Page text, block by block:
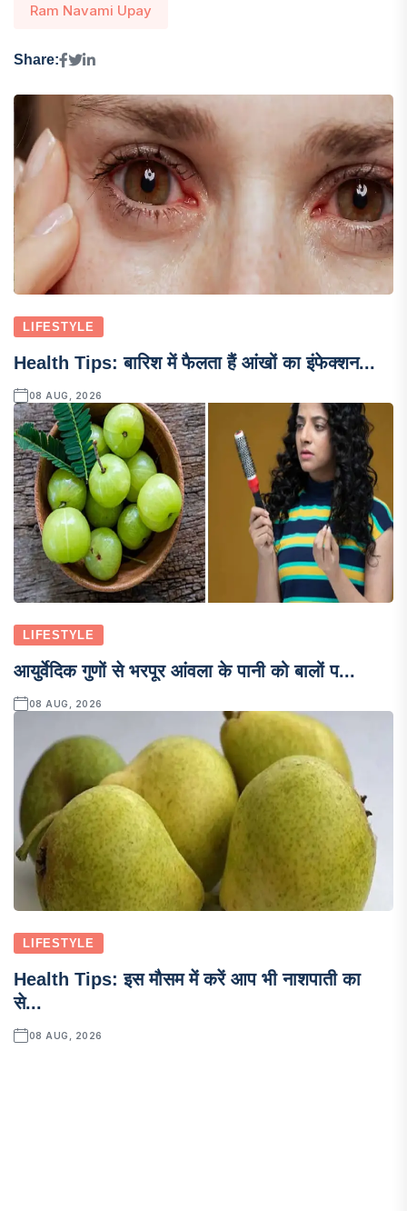
Ram Navami Upay
Share:
LIFESTYLE
Health Tips: बारिश में फैलता हैं आंखों का इंफेक्शन...
08 AUG, 2026
LIFESTYLE
आयुर्वेदिक गुणों से भरपूर आंवला के पानी को बालों प...
08 AUG, 2026
LIFESTYLE
Health Tips: इस मौसम में करें आप भी नाशपाती का
से...
08 AUG, 2026